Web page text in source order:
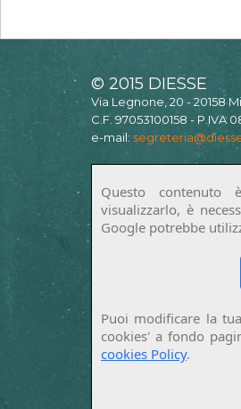
© 2015 DIESSE
Via Legnone, 20 - 20158
C.F. 97053100158 - P.IVA
e-mail:
Questo contenuto
visualizzarlo, è
Google potrebbe
Puoi modificare la
cookies' a fondo
cookies Policy.